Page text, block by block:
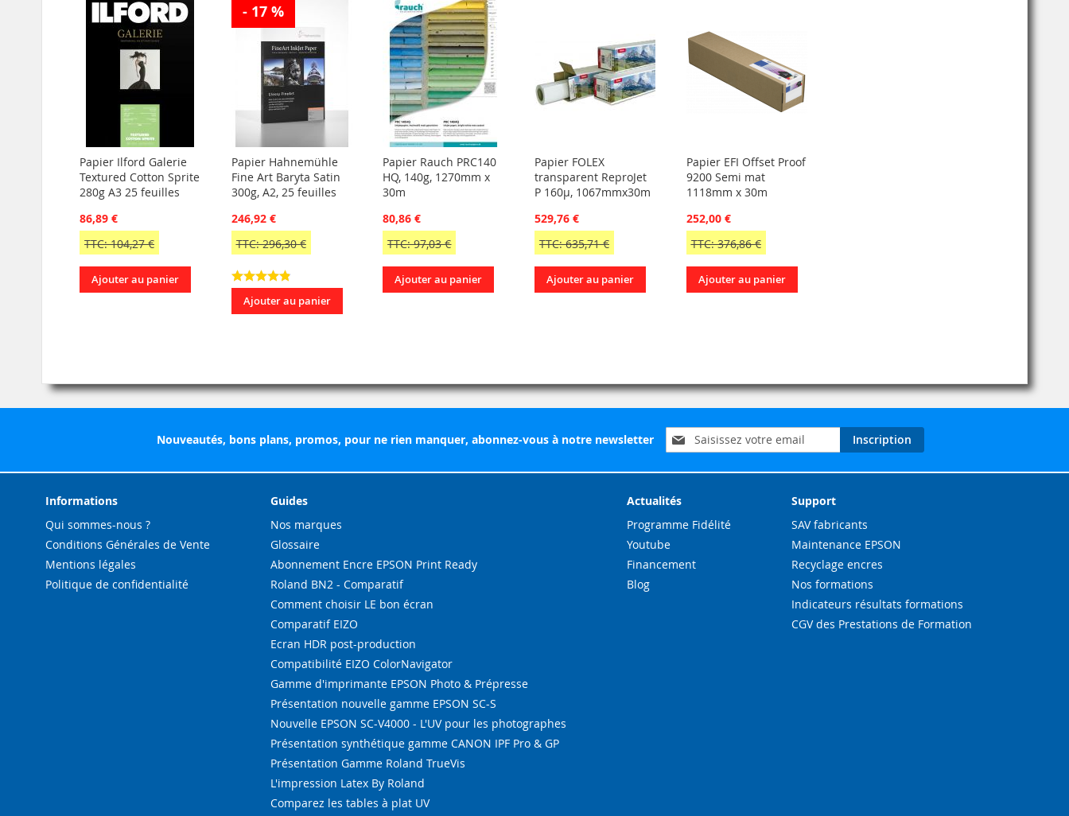
Papier Ilford Galerie
Textured Cotton Sprite
280g A3 25 feuilles
86,89 €
TTC: 104,27 €
Ajouter au panier
- 17 %
Papier Hahnemühle
Fine Art Baryta Satin
300g, A2, 25 feuilles
246,92 €
TTC: 296,30 €
Ajouter au panier
Papier Rauch PRC140
HQ, 140g, 1270mm x
30m
80,86 €
TTC: 97,03 €
Ajouter au panier
Papier FOLEX
transparent ReproJet
P 160µ, 1067mmx30m
529,76 €
TTC: 635,71 €
Ajouter au panier
Papier EFI Offset Proof
9200 Semi mat
1118mm x 30m
252,00 €
TTC: 376,86 €
Ajouter au panier
Nouveautés, bons plans, promos, pour ne rien manquer, abonnez-vous à notre newsletter
Inscription
à
d’information
Inscription
Informations
Qui sommes-nous ?
Conditions Générales de Vente
Mentions légales
Politique de confidentialité
Guides
Nos marques
Glossaire
Abonnement Encre EPSON Print Ready
Roland BN2 - Comparatif
Comment choisir LE bon écran
Comparatif EIZO
Ecran HDR post-production
Compatibilité EIZO ColorNavigator
Gamme d'imprimante EPSON Photo & Prépresse
Présentation nouvelle gamme EPSON SC-S
Nouvelle EPSON SC-V4000 - L'UV pour les photographes
Présentation synthétique gamme CANON IPF Pro & GP
Présentation Gamme Roland TrueVis
L'impression Latex By Roland
Comparez les tables à plat UV
Actualités
Programme Fidélité
Youtube
Financement
Blog
Support
SAV fabricants
Maintenance EPSON
Recyclage encres
Nos formations
Indicateurs résultats formations
CGV des Prestations de Formation